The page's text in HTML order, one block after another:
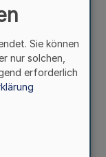
Jahres
Frauen und
-
Frauen und
Sie können
nur solchen,
erforderlich